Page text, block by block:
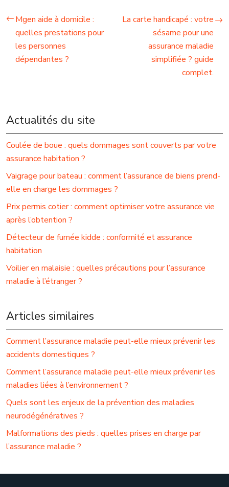
Mgen aide à domicile :
quelles prestations pour
les personnes
dépendantes ?
La carte handicapé : votre
sésame pour une
assurance maladie
simplifiée ? guide
complet.
Actualités du site
Coulée de boue : quels dommages sont couverts par votre
assurance habitation ?
Vaigrage pour bateau : comment l’assurance de biens prend-
elle en charge les dommages ?
Prix permis cotier : comment optimiser votre assurance vie
après l’obtention ?
Détecteur de fumée kidde : conformité et assurance
habitation
Voilier en malaisie : quelles précautions pour l’assurance
maladie à l’étranger ?
Articles similaires
Comment l’assurance maladie peut-elle mieux prévenir les
accidents domestiques ?
Comment l’assurance maladie peut-elle mieux prévenir les
maladies liées à l’environnement ?
Quels sont les enjeux de la prévention des maladies
neurodégénératives ?
Malformations des pieds : quelles prises en charge par
l’assurance maladie ?